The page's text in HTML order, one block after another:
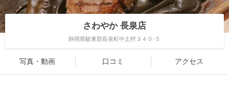
さわやか 長泉店
静岡県駿東郡長泉町中土狩３４０-５
写真・動画 口コミ アクセス